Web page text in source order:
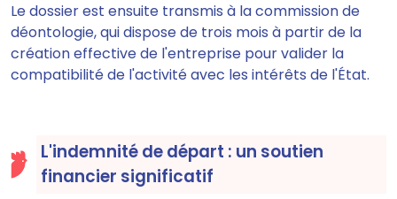
Le dossier est ensuite transmis à la commission de
déontologie, qui dispose de trois mois à partir de la
création effective de l'entreprise pour valider la
compatibilité de l'activité avec les intérêts de l'État.
L'indemnité de départ : un soutien
financier significatif